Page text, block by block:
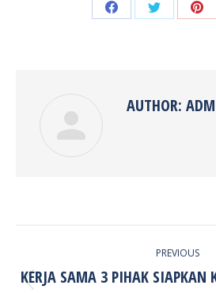
Share Share
AUTHOR:
PREVIOUS
KERJA SAMA 3 PIHAK SIAPKAN